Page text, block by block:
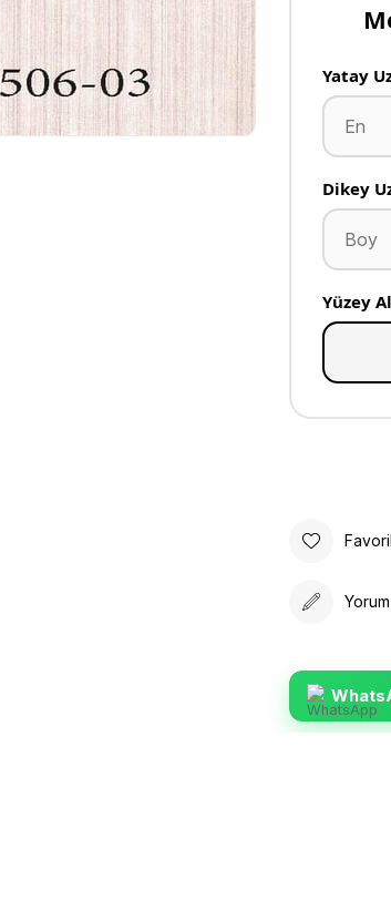
Yatay
Dikey
Yüzey